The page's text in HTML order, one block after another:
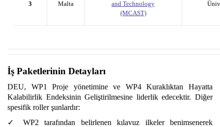
3 Malta
and Technology
(MCAST)
İş Paketlerinin Detayları
DEU, WP1 Proje yönetimine ve WP4 Kuraklıktan Hayatta
Kalabilirlik Endeksinin Geliştirilmesine liderlik edecektir. Diğer
spesifik roller şunlardır:
✓ WP2 tarafından belirlenen kılavuz ilkeler benimsenerek